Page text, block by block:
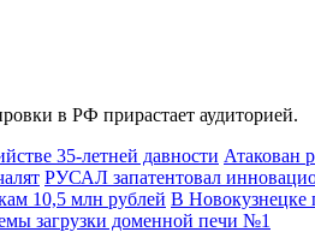
в РФ прирастает аудиторией.
35-летней давности Атакован
РУСАЛ запатентовал
10,5 млн рублей В Новокузнецке
загрузки доменной печи №1